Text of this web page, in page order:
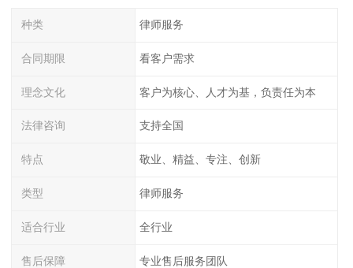
种类 律师服务
合同期限 看客户需求
理念文化 客户为核心、人才为基，负责任为本
法律咨询 支持全国
特点 敬业、精益、专注、创新
类型 律师服务
适合行业 全行业
售后保障 专业售后服务团队